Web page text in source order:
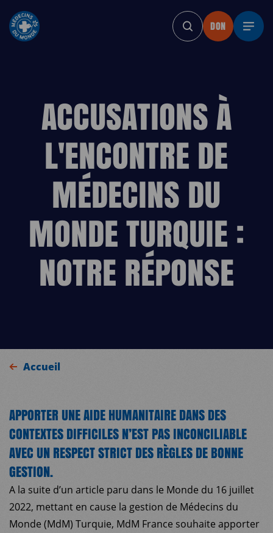
DON DON DON DON DON
DON
ACCUSATIONS À
L'ENCONTRE DE
MÉDECINS DU
MONDE TURQUIE :
NOTRE RÉPONSE
Accueil
APPORTER UNE AIDE HUMANITAIRE DANS DES
CONTEXTES DIFFICILES N’EST PAS INCONCILIABLE
AVEC UN RESPECT STRICT DES RÈGLES DE BONNE
GESTION.
A la suite d’un article paru dans le Monde du 16 juillet
2022, mettant en cause la gestion de Médecins du
Monde (MdM) Turquie, MdM France souhaite apporter